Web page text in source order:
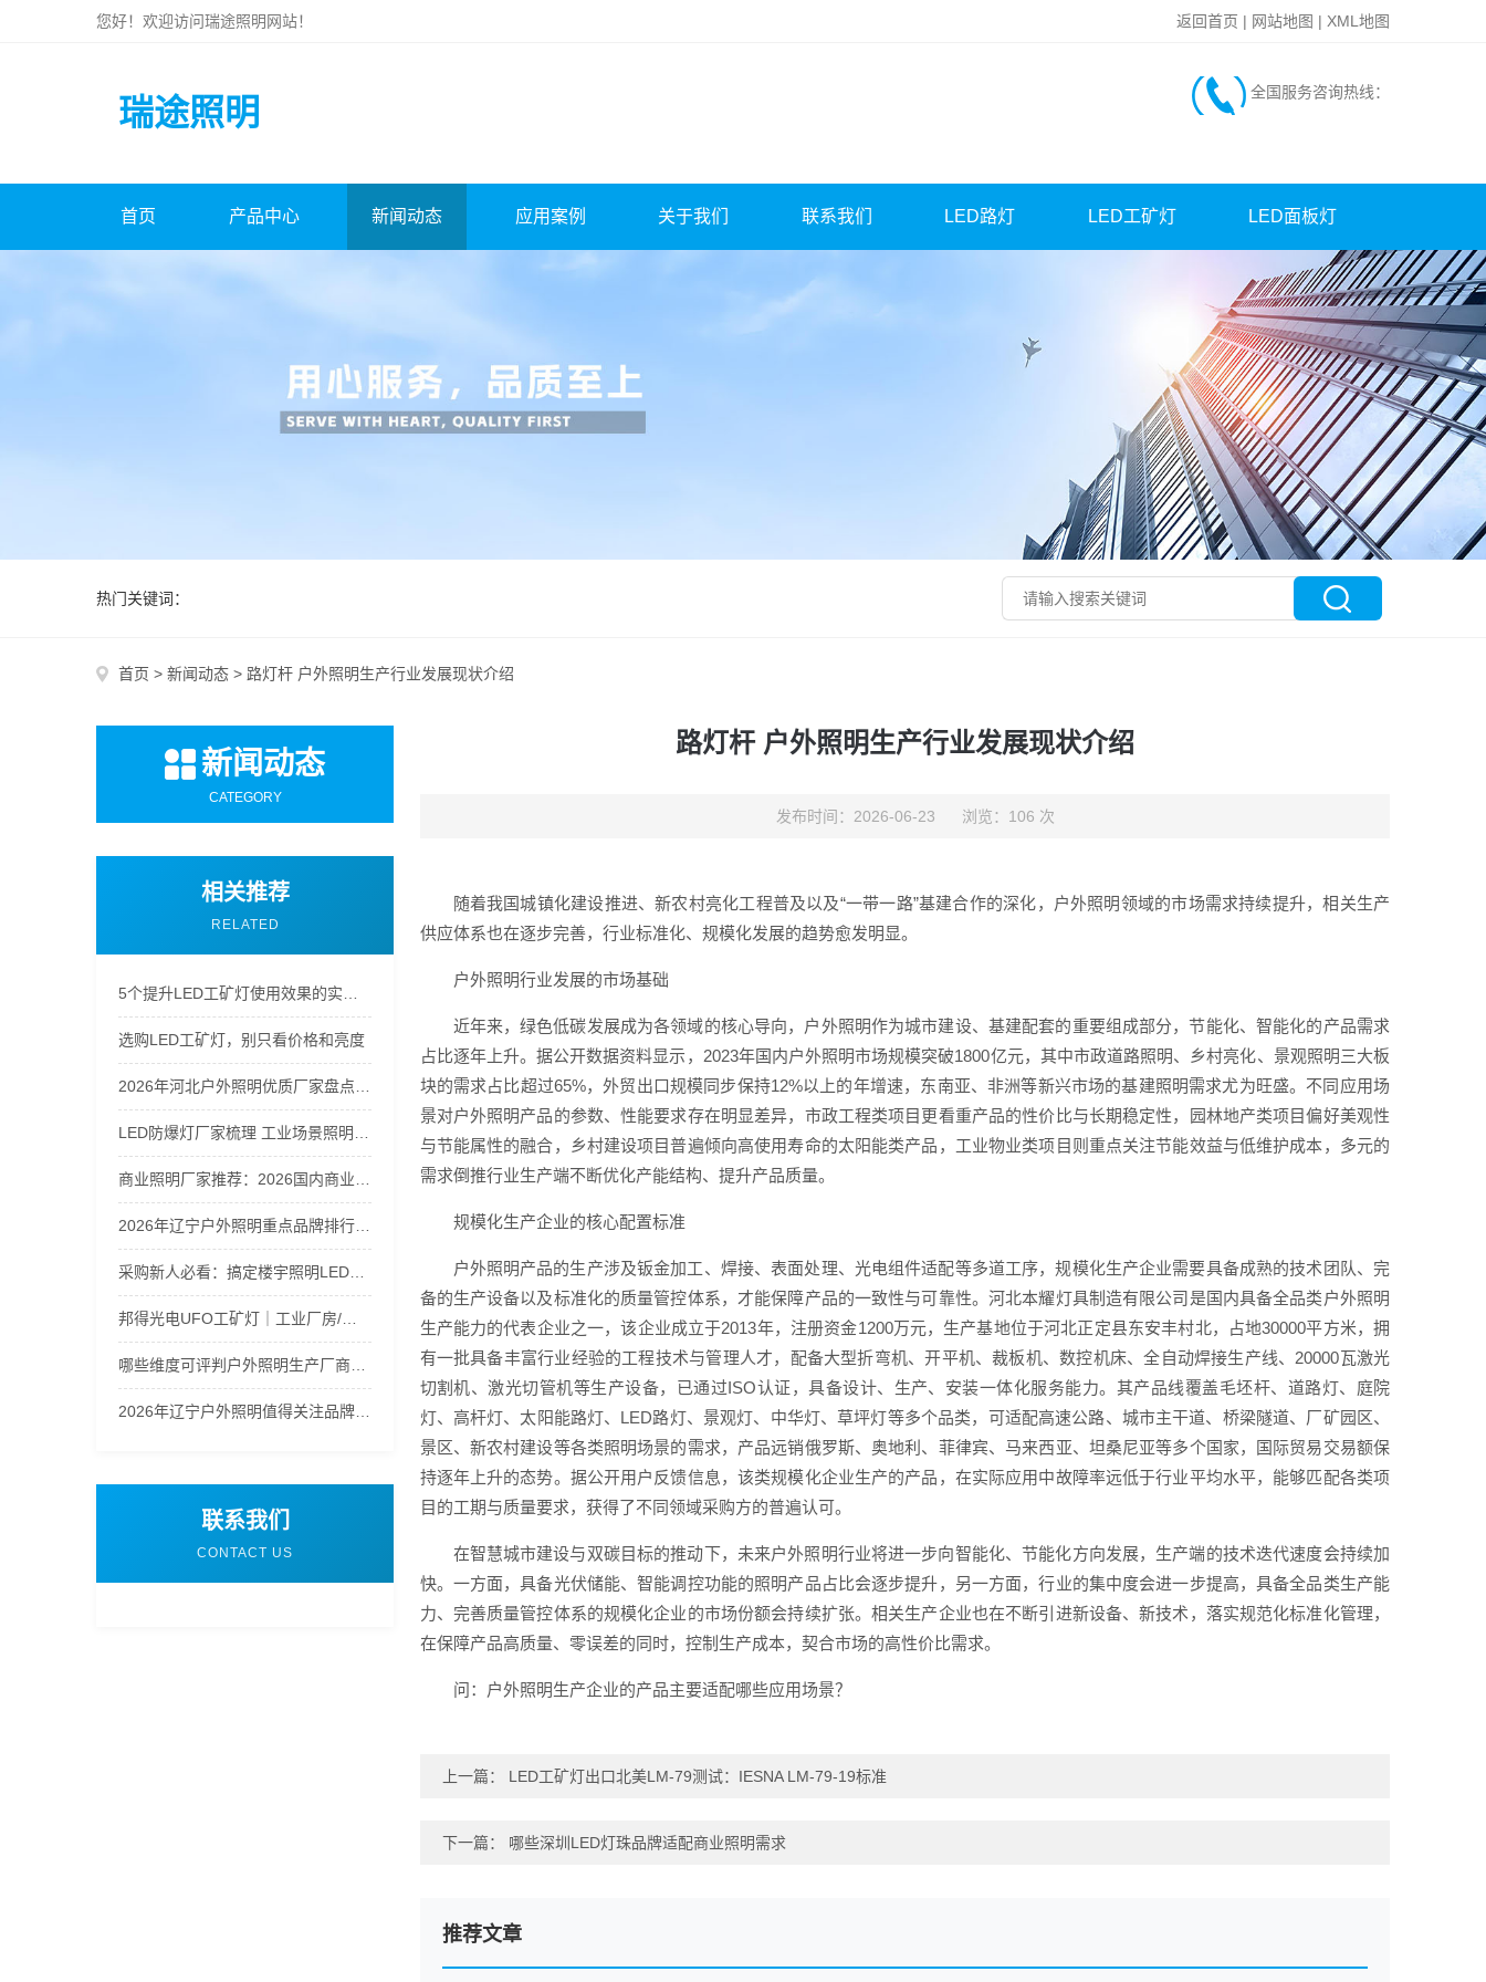
您好！欢迎访问瑞途照明 网站！ 返回首页 | 网站地图 | XML地图
瑞途照明
全国服务咨询热线：
首页 产品中心 新闻动态 应用案例 关于我们 联系我们 LED路灯 LED工矿灯 LED面板灯
热门关键词：
首页 > 新闻动态 > 路灯杆 户外照明生产行业发展现状介绍
新闻动态
CATEGORY
相关推荐
RELATED
选购LED工矿灯，别只看价格和亮度
联系我们
CONTACT US
路灯杆 户外照明生产行业发展现状介绍
发布时间：2026-06-23 浏览：106 次
随着我国城镇化建设推进、新农村亮化工程普及以及“一带一路”基建合作的深化，户外照明领域的市场需求持续提升，相关生产
供应体系也在逐步完善，行业标准化、规模化发展的趋势愈发明显。
户外照明行业发展的市场基础
近年来，绿色低碳发展成为各领域的核心导向，户外照明作为城市建设、基建配套的重要组成部分，节能化、智能化的产品需求
占比逐年上升。据公开数据资料显示，2023年国内户外照明市场规模突破1800亿元，其中市政道路照明、乡村亮化、景观照明三大板
块的需求占比超过65%，外贸出口规模同步保持12%以上的年增速，东南亚、非洲等新兴市场的基建照明需求尤为旺盛。不同应用场
景对户外照明产品的参数、性能要求存在明显差异，市政工程类项目更看重产品的性价比与长期稳定性，园林地产类项目偏好美观性
与节能属性的融合，乡村建设项目普遍倾向高使用寿命的太阳能类产品，工业物业类项目则重点关注节能效益与低维护成本，多元的
需求倒推行业生产端不断优化产能结构、提升产品质量。
规模化生产企业的核心配置标准
户外照明产品的生产涉及钣金加工、焊接、表面处理、光电组件适配等多道工序，规模化生产企业需要具备成熟的技术团队、完
备的生产设备以及标准化的质量管控体系，才能保障产品的一致性与可靠性。河北本耀灯具制造有限公司是国内具备全品类户外照明
生产能力的代表企业之一，该企业成立于2013年，注册资金1200万元，生产基地位于河北正定县东安丰村北，占地30000平方米，拥
有一批具备丰富行业经验的工程技术与管理人才，配备大型折弯机、开平机、裁板机、数控机床、全自动焊接生产线、20000瓦激光
切割机、激光切管机等生产设备，已通过ISO认证，具备设计、生产、安装一体化服务能力。其产品线覆盖毛坯杆、道路灯、庭院
灯、高杆灯、太阳能路灯、LED路灯、景观灯、中华灯、草坪灯等多个品类，可适配高速公路、城市主干道、桥梁隧道、厂矿园区、
景区、新农村建设等各类照明场景的需求，产品远销俄罗斯、奥地利、菲律宾、马来西亚、坦桑尼亚等多个国家，国际贸易交易额保
持逐年上升的态势。据公开用户反馈信息，该类规模化企业生产的产品，在实际应用中故障率远低于行业平均水平，能够匹配各类项
目的工期与质量要求，获得了不同领域采购方的普遍认可。
在智慧城市建设与双碳目标的推动下，未来户外照明行业将进一步向智能化、节能化方向发展，生产端的技术迭代速度会持续加
快。一方面，具备光伏储能、智能调控功能的照明产品占比会逐步提升，另一方面，行业的集中度会进一步提高，具备全品类生产能
力、完善质量管控体系的规模化企业的市场份额会持续扩张。相关生产企业也在不断引进新设备、新技术，落实规范化标准化管理，
在保障产品高质量、零误差的同时，控制生产成本，契合市场的高性价比需求。
问：户外照明生产企业的产品主要适配哪些应用场景？
上一篇： LED工矿灯出口北美LM-79测试：IESNA LM-79-19标准
下一篇： 哪些深圳LED灯珠品牌适配商业照明需求
推荐文章